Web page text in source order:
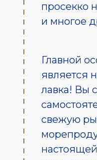
просекко
и многое
Главной
является
лавка! Вы
свежую